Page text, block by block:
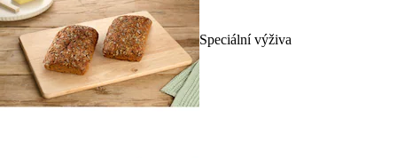
Speciální výživa